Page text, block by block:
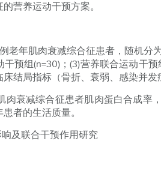
营养运动干预方案。
老年肌肉衰减综合征患者，随机分
预组(n=30)；(3)营养联合运动干
结局指标（骨折、衰弱、感染并发
衰减综合征患者肌肉蛋白合成率
者的生活质量。
及联合干预作用研究